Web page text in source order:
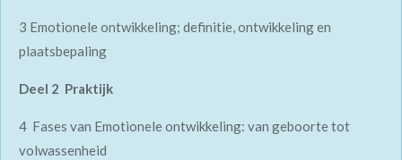
3 Emotionele ontwikkeling; definitie, ontwikkeling en
plaatsbepaling
Deel 2 Praktijk
4 Fases van Emotionele ontwikkeling: van geboorte tot
volwassenheid